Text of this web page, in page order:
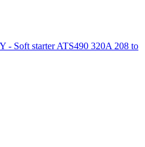
- Soft starter ATS490 320A 208 to